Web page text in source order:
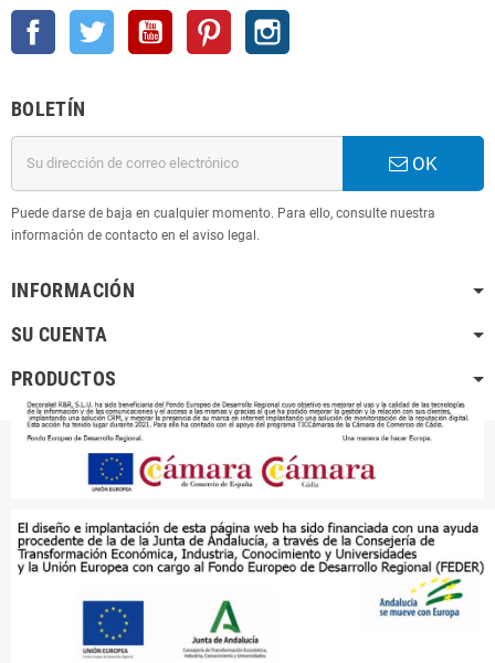
Facebook Twitter YouTube Pinterest
BOLETÍN
OK
Puede darse de baja en cualquier momento. Para ello, consulte nuestra
información de contacto en el aviso legal.
INFORMACIÓN
SU CUENTA
PRODUCTOS